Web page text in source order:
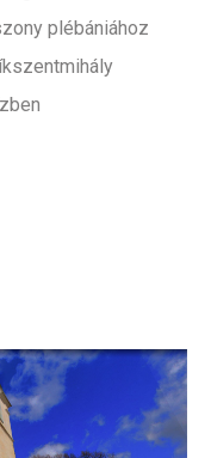
plébániához